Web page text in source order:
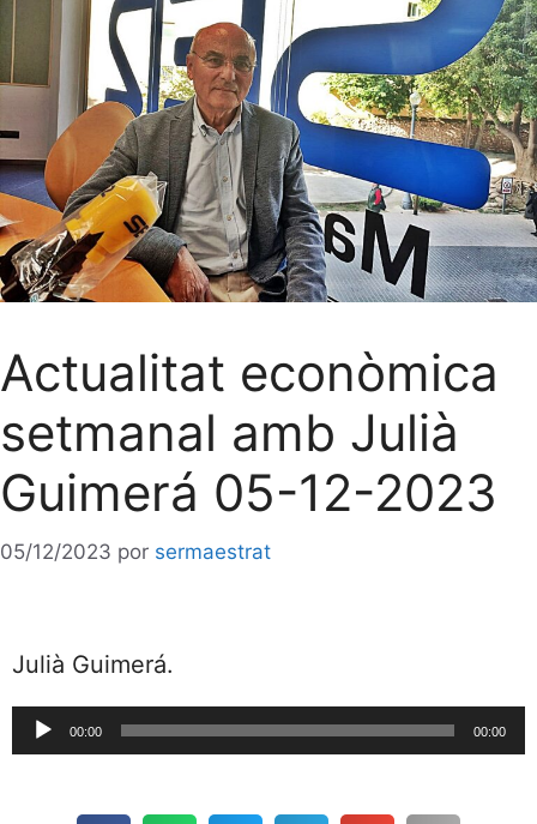
Actualitat econòmica
setmanal amb Julià
Guimerá 05-12-2023
05/12/2023 por sermaestrat
Julià Guimerá.
Reproductor
de
00:00 00:00